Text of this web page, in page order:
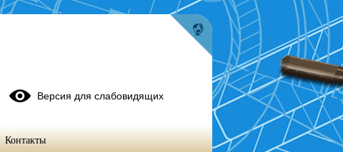
Версия для слабовидящих
Контакты